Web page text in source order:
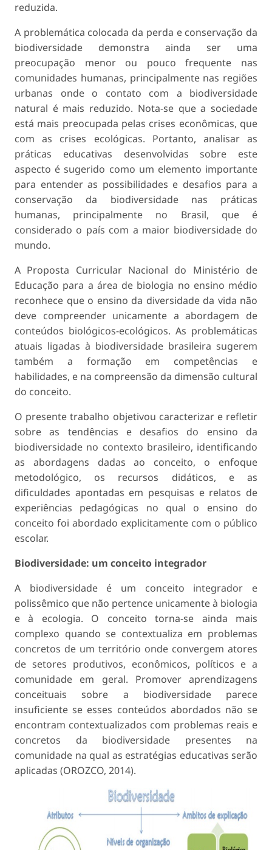
reduzida.
A problemática colocada da perda e conservação da
biodiversidade demonstra ainda ser uma
preocupação menor ou pouco frequente nas
comunidades humanas, principalmente nas regiões
urbanas onde o contato com a biodiversidade
natural é mais reduzido. Nota-se que a sociedade
está mais preocupada pelas crises econômicas, que
com as crises ecológicas. Portanto, analisar as
práticas educativas desenvolvidas sobre este
aspecto é sugerido como um elemento importante
para entender as possibilidades e desafios para a
conservação da biodiversidade nas práticas
humanas, principalmente no Brasil, que é
considerado o país com a maior biodiversidade do
mundo.
A Proposta Curricular Nacional do Ministério de
Educação para a área de biologia no ensino médio
reconhece que o ensino da diversidade da vida não
deve compreender unicamente a abordagem de
conteúdos biológicos-ecológicos. As problemáticas
atuais ligadas à biodiversidade brasileira sugerem
também a formação em competências e
habilidades, e na compreensão da dimensão cultural
do conceito.
O presente trabalho objetivou caracterizar e refletir
sobre as tendências e desafios do ensino da
biodiversidade no contexto brasileiro, identificando
as abordagens dadas ao conceito, o enfoque
metodológico, os recursos didáticos, e as
dificuldades apontadas em pesquisas e relatos de
experiências pedagógicas no qual o ensino do
conceito foi abordado explicitamente com o público
escolar.
Biodiversidade: um conceito integrador
A biodiversidade é um conceito integrador e
polissêmico que não pertence unicamente à biologia
e à ecologia. O conceito torna-se ainda mais
complexo quando se contextualiza em problemas
concretos de um território onde convergem atores
de setores produtivos, econômicos, políticos e a
comunidade em geral. Promover aprendizagens
conceituais sobre a biodiversidade parece
insuficiente se esses conteúdos abordados não se
encontram contextualizados com problemas reais e
concretos da biodiversidade presentes na
comunidade na qual as estratégias educativas serão
aplicadas (OROZCO, 2014).